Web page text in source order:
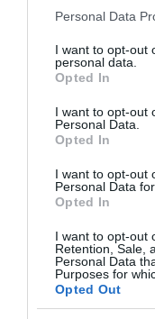
Please note that this
not limited to your
grant or deny
use your data for
consent section.
Personal Data
I want to opt-out
personal data.
Opted In
I want to opt-out
Personal Data.
Opted In
I want to opt-out
Personal Data
Opted In
I want to opt-out
Retention, Sale,
Personal Data
Purposes for
Opted Out
09:00 Βύρωνας,
50μ. με τη
Μιχελάκη
09:00 Πάτρα,
Στίβου κ20 με
Πιερράκου και
10:00 Λιβαδειά,
με συμμετοχή